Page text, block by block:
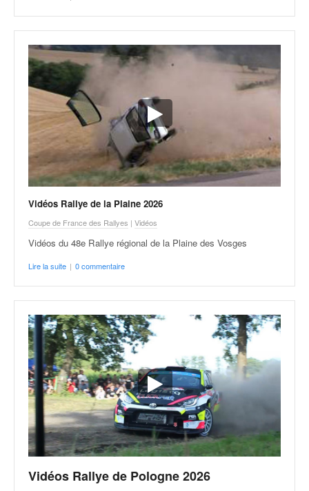
Vidéos Rallye de la Plaine 2026
Coupe de France des Rallyes | Vidéos
Vidéos du 48e Rallye régional de la Plaine des Vosges
Lire la suite | 0 commentaire
Vidéos Rallye de Pologne 2026